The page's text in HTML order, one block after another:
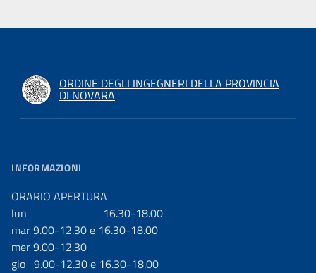
ORDINE DEGLI INGEGNERI DELLA PROVINCIA
DI NOVARA
INFORMAZIONI
ORARIO APERTURA
lun 16.30-18.00
mar 9.00-12.30 e 16.30-18.00
mer 9.00-12.30
gio 9.00-12.30 e 16.30-18.00